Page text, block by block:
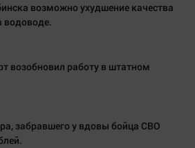
возможно ухудшение качества
водоводе.
возобновил работу в штатном
забравшего у вдовы бойца СВО